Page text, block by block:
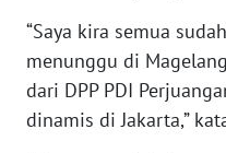
“Saya kira semua
menunggu di
dari DPP PDI
dinamis di Jakarta,”
SULTENG
WN